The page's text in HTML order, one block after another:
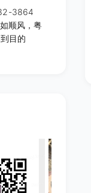
332-3864
顺风，粤
目的